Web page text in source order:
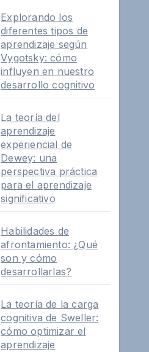
Explorando los
diferentes tipos de
aprendizaje según
Vygotsky: cómo
influyen en nuestro
desarrollo cognitivo
La teoría del
aprendizaje
experiencial de
Dewey: una
perspectiva práctica
para el aprendizaje
significativo
Habilidades de
afrontamiento: ¿Qué
son y cómo
desarrollarlas?
La teoría de la carga
cognitiva de Sweller:
cómo optimizar el
aprendizaje